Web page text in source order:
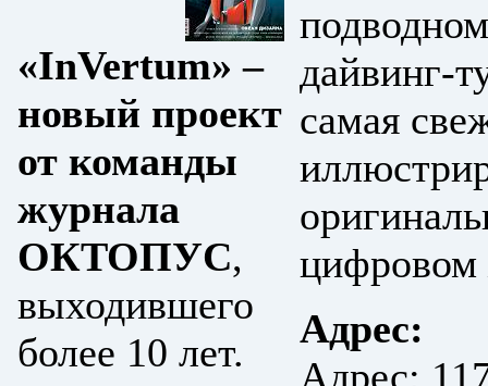
«InVertum» –
новый проект
от команды
журнала
ОКТОПУС,
выходившего
более 10 лет.
дайвинг-
самая
цифровом
Адрес:
Aдрес: